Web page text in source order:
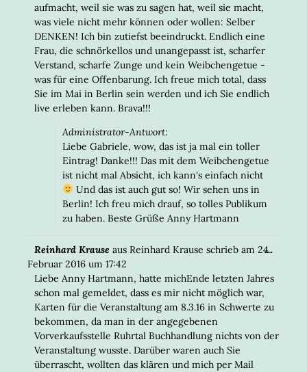
aufmacht, weil sie was zu sagen hat, weil sie macht,
was viele nicht mehr können oder wollen: Selber
DENKEN! Ich bin zutiefst beeindruckt. Endlich eine
Frau, die schnörkellos und unangepasst ist, scharfer
Verstand, scharfe Zunge und kein Weibchengetue -
was für eine Offenbarung. Ich freue mich total, dass
Sie im Mai in Berlin sein werden und ich Sie endlich
live erleben kann. Brava!!!
Administrator-Antwort:
Liebe Gabriele, wow, das ist ja mal ein toller
Eintrag! Danke!!! Das mit dem Weibchengetue
ist nicht mal Absicht, ich kann's einfach nicht
Und das ist auch gut so! Wir sehen uns in
Berlin! Ich freu mich drauf, so tolles Publikum
zu haben. Beste Grüße Anny Hartmann
Reinhard Krause aus Reinhard Krause schrieb am 24.
Februar 2016 um 17:42
Liebe Anny Hartmann, hatte michEnde letzten Jahres
schon mal gemeldet, dass es mir nicht möglich war,
Karten für die Veranstaltung am 8.3.16 in Schwerte zu
bekommen, da man in der angegebenen
Vorverkaufsstelle Ruhrtal Buchhandlung nichts von der
Veranstaltung wusste. Darüber waren auch Sie
überrascht, wollten das klären und mich per Mail
...DIESE
EIN-/